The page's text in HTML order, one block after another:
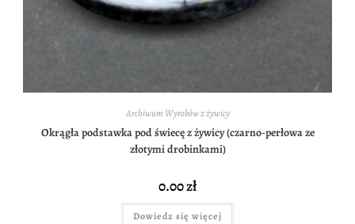
Archiwum Wyrobów z żywicy
Okrągła podstawka pod świecę z żywicy (czarno-perłowa ze
złotymi drobinkami)
0.00zł
Dowiedz się więcej